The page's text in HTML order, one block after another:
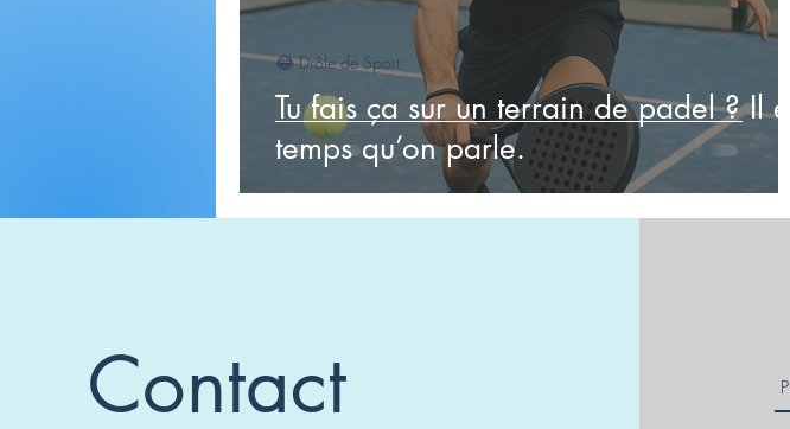
Tu fais ça sur un terrain de padel ? Il est
temps qu’on parle.
😂 Drôle de Sport
Contact